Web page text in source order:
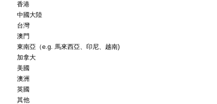
香港
中國大陸
台灣
澳門
東南亞（e.g. 馬來西亞、印尼、越南)
加拿大
美國
澳洲
英國
其他